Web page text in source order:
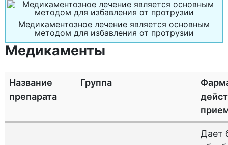
Медикаментозное лечение является основным
методом для избавления от протрузии
Медикаменты
Название
препарата
Группа
Дает